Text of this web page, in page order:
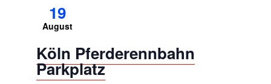
19
August
Köln Pferderennbahn
Parkplatz